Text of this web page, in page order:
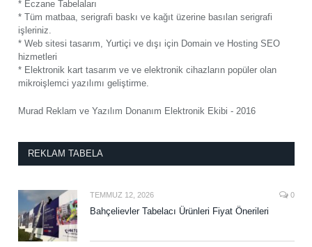
* Eczane Tabelaları
* Tüm matbaa, serigrafi baskı ve kağıt üzerine basılan serigrafi
işleriniz.
* Web sitesi tasarım, Yurtiçi ve dışı için Domain ve Hosting SEO
hizmetleri
* Elektronik kart tasarım ve ve elektronik cihazların popüler olan
mikroişlemci yazılımı geliştirme.
Murad Reklam ve Yazılım Donanım Elektronik Ekibi - 2016
REKLAM TABELA
TEMMUZ 12, 2026 0
Bahçelievler Tabelacı Ürünleri Fiyat Önerileri